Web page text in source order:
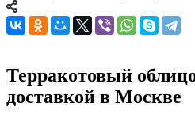
Терракотовый
доставкой в Москве